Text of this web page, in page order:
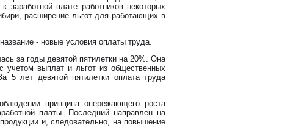
плате работников некоторых
расширение льгот для работающих в
- новые условия оплаты труда.
за годы девятой пятилетки на 20%. Она
выплат и льгот из общественных
5 лет девятой пятилетки оплата труда
принципа опережающего роста
платы. Последний направлен на
и, следовательно, на повышение